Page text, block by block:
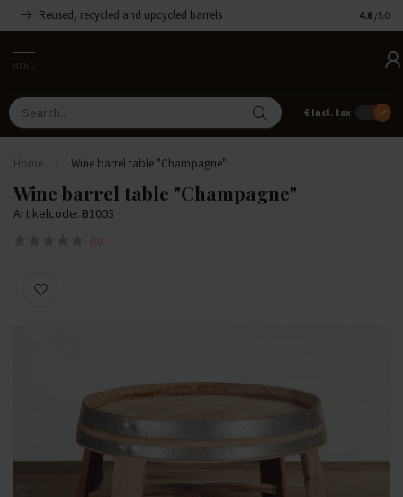
Reused, recycled and upcycled barrels 4.6 /5.0
MENU
€ Incl. tax
Home Wine barrel table "Champagne"
Wine barrel table "Champagne"
Artikelcode: B1003
(0)